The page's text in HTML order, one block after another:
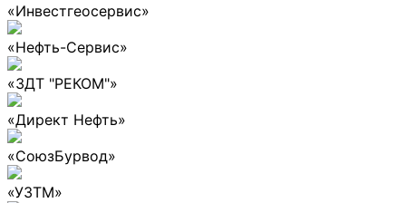
«Инвестгеосервис»
«Нефть-Сервис»
«ЗДТ "РЕКОМ"»
«Директ Нефть»
«СоюзБурвод»
«УЗТМ»